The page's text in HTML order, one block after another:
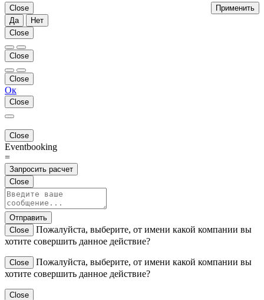
Применить
Close
Да
Нет
Close
Close
Close
Ок
Close
Close
Eventbooking
=
Запросить расчет
Close
Отправить
Close
Пожалуйста, выберите, от имени какой компании вы
хотите совершить данное действие?
Close
Пожалуйста, выберите, от имени какой компании вы
хотите совершить данное действие?
Close